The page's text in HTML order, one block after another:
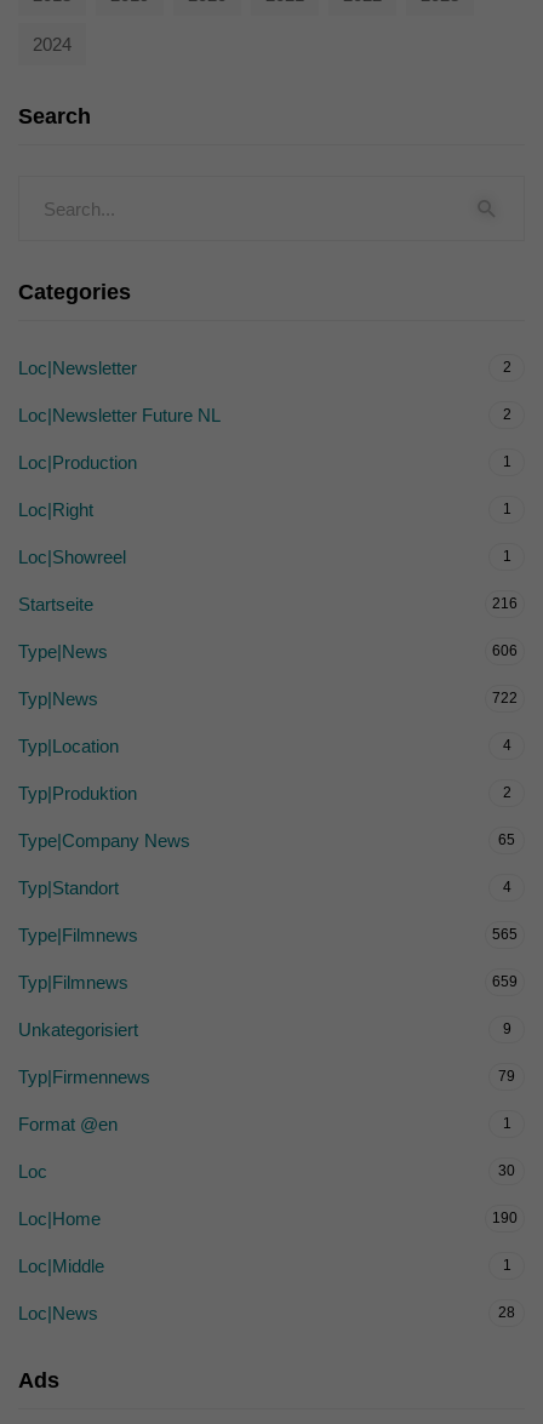
2024
Search
Categories
Loc|Newsletter 2
Loc|Newsletter Future NL 2
Loc|Production 1
Loc|Right 1
Loc|Showreel 1
Startseite 216
Type|News 606
Typ|News 722
Typ|Location 4
Typ|Produktion 2
Type|Company News 65
Typ|Standort 4
Type|Filmnews 565
Typ|Filmnews 659
Unkategorisiert 9
Typ|Firmennews 79
Format @en 1
Loc 30
Loc|Home 190
Loc|Middle 1
Loc|News 28
Ads